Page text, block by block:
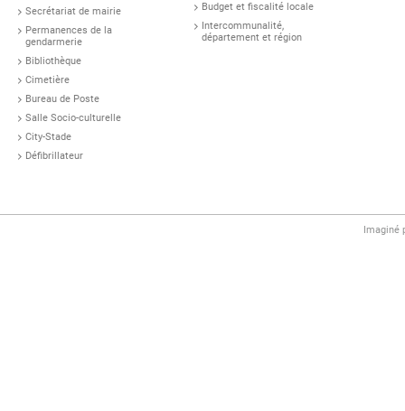
Secrétariat de mairie
Permanences de la
gendarmerie
Bibliothèque
Cimetière
Bureau de Poste
Salle Socio-culturelle
City-Stade
Défibrillateur
Budget et fiscalité locale
Intercommunalité,
département et région
Imaginé